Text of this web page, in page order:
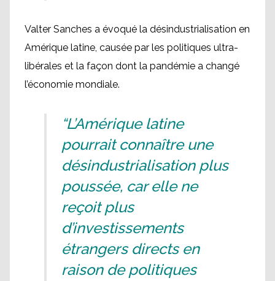
Valter Sanches a évoqué la désindustrialisation en
Amérique latine, causée par les politiques ultra-
libérales et la façon dont la pandémie a changé
l’économie mondiale.
“L’Amérique latine
pourrait connaître une
désindustrialisation plus
poussée, car elle ne
reçoit plus
d’investissements
étrangers directs en
raison de politiques